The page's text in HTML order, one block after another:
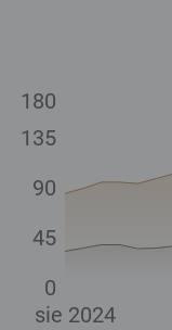
0
45
90
135
180
sie 2024